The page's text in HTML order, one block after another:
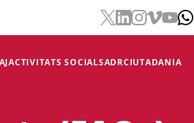
ACTIVITATS SOCIALSADRCIUTADANIA